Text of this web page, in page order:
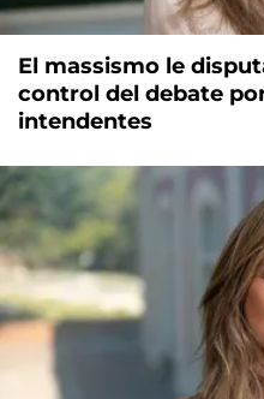
El massismo le
control del debate
intendentes